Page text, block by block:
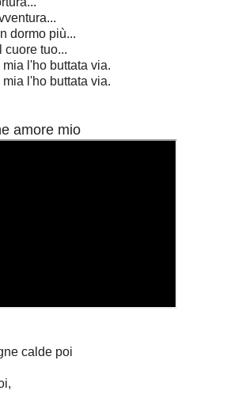
dormo più...
cuore tuo...
l'ho buttata via.
l'ho buttata via.
amore mio
calde poi